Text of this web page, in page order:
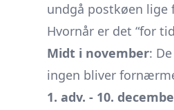
undgå postkøen lige
Hvornår er det “for
Midt i november:
ingen bliver
1. adv. - 10.